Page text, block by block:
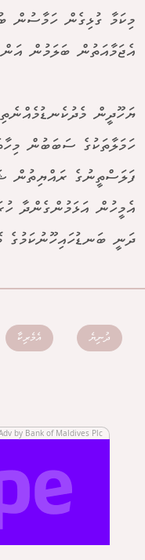
މިކަމާ ގުޅިގެން ހަމާސުން
އެޖަމާއަތުން ބަލަމުން
ޔަހޫދީން
ފަލަސްތީނުގެ ރައްޔިތުން
އެމީހުން އަޅަމުންގެންދާ
ދަނީ ބަނޑުހައިހޫނުކަމުގެ
ދުނިޔެ އެމެރިކާ
by Bank of Maldives Plc